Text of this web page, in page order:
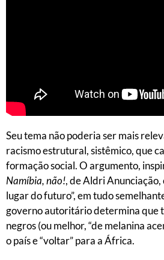
Seu tema não poderia ser mais
racismo estrutural, sistêmico, que
formação social. O argumento,
Namíbia, não!, de Aldri Anunciação,
lugar do futuro”, em tudo
governo autoritário determina que
negros (ou melhor, “de melanina
o país e “voltar” para a África.